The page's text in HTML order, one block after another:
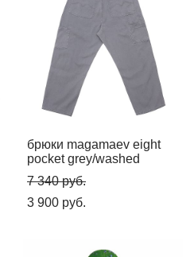
брюки magamaev eight
pocket grey/washed
7 340 pуб.
3 900 pуб.